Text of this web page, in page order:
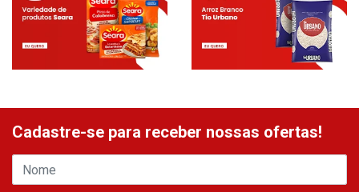
Cadastre-se para receber nossas ofertas!